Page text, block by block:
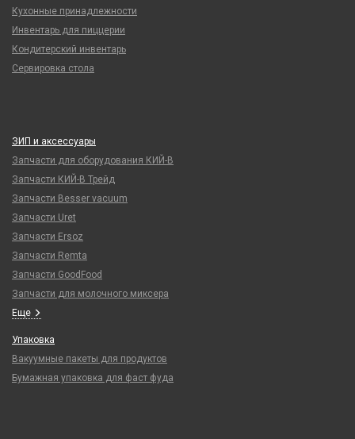
Кухонные принадлежности
Инвентарь для пиццерии
Кондитерский инвентарь
Сервировка стола
ЗИП и аксессуары
Запчасти для оборудования КИЙ-В
Запчасти КИЙ-В Трейд
Запчасти Besser vacuum
Запчасти Uret
Запчасти Ersoz
Запчасти Remta
Запчасти GoodFood
Запчасти для молочного миксера
Еще
Упаковка
Вакуумные пакеты для продуктов
Бумажная упаковка для фаст фуда